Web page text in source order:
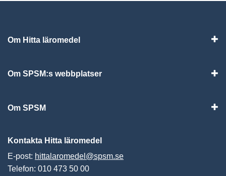
Om Hitta läromedel
Om SPSM:s webbplatser
Om SPSM
Kontakta Hitta läromedel
E-post: hittalaromedel@spsm.se
Telefon: 010 473 50 00